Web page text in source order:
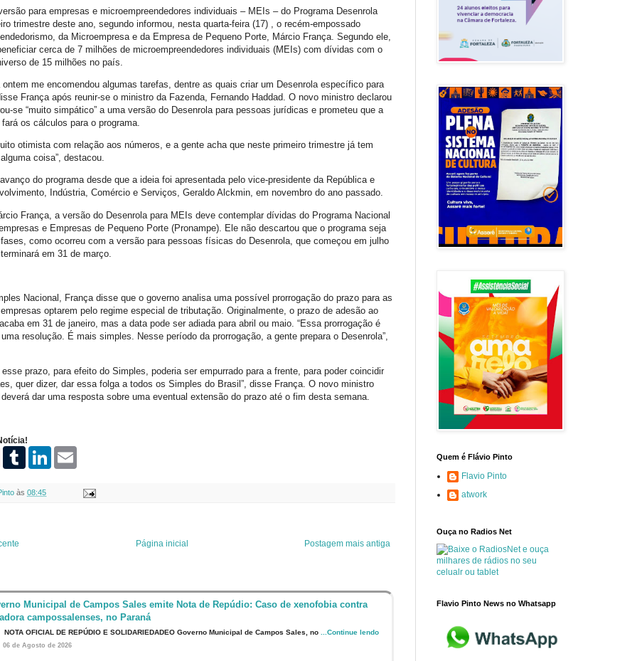
para empresas e microempreendedores individuais – MEIs – do Programa Desenrola
trimestre deste ano, segundo informou, nesta quarta-feira (17) , o recém-empossado
da Microempresa e da Empresa de Pequeno Porte, Márcio França. Segundo ele,
cerca de 7 milhões de microempreendedores individuais (MEIs) com dívidas com o
de 15 milhões no país.
ontem me encomendou algumas tarefas, dentre as quais criar um Desenrola específico para
França após reunir-se o ministro da Fazenda, Fernando Haddad. O novo ministro declarou
se “muito simpático” a uma versão do Desenrola para pessoas jurídicas e prometeu que a
os cálculos para o programa.
otimista com relação aos números, e a gente acha que neste primeiro trimestre já tem
coisa”, destacou.
do programa desde que a ideia foi apresentada pelo vice-presidente da República e
Indústria, Comércio e Serviços, Geraldo Alckmin, em novembro do ano passado.
França, a versão do Desenrola para MEIs deve contemplar dívidas do Programa Nacional
e Empresas de Pequeno Porte (Pronampe). Ele não descartou que o programa seja
como ocorreu com a versão para pessoas físicas do Desenrola, que começou em julho
em 31 de março.
Nacional, França disse que o governo analisa uma possível prorrogação do prazo para as
optarem pelo regime especial de tributação. Originalmente, o prazo de adesão ao
em 31 de janeiro, mas a data pode ser adiada para abril ou maio. “Essa prorrogação é
resolução. É mais simples. Nesse período da prorrogação, a gente prepara o Desenrola”,
esse prazo, para efeito do Simples, poderia ser empurrado para a frente, para poder coincidir
quer dizer, dar essa folga a todos os Simples do Brasil”, disse França. O novo ministro
dar uma resposta sobre uma eventual extensão do prazo até o fim desta semana.
e
t
l
às 08:45
Postagem mais antiga
Página inicial
Municipal de Campos Sales emite Nota de Repúdio: Caso de xenofobia contra
campossalenses, no Paraná
NOTA OFICIAL DE REPÚDIO E SOLIDARIEDADEO Governo Municipal de Campos Sales, no ...Continue lendo
06 de Agosto de 2026
Quem é Flávio Pinto
Flavio Pinto
atwork
Ouça no Radios Net
Flavio Pinto News no Whatsapp